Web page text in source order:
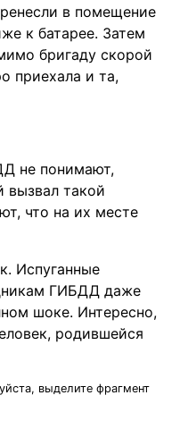
в помещение
к батарее. Затем
бригаду скорой
приехала и та,
не понимают,
вызвал такой
что на их месте
Испуганные
ГИБДД даже
шоке. Интересно,
родившейся
выделите фрагмент